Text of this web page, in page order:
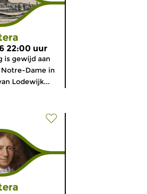
22:00 uur
is gewijd aan
Dame in
Lodewijk...